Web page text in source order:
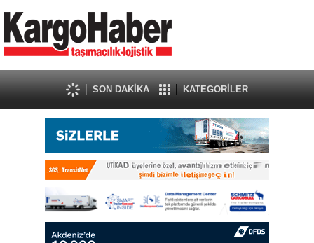
SON DAKİKA KATEGORİLER